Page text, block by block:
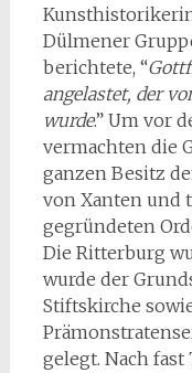
Dülmener
berichtete, “
angelastet, der
wurde.” Um vor
vermachten die
ganzen Besitz
von Xanten und
gegründeten
Die Ritterburg
wurde der
Stiftskirche
gelegt. Nach